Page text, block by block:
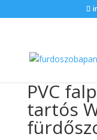
PVC
tartós